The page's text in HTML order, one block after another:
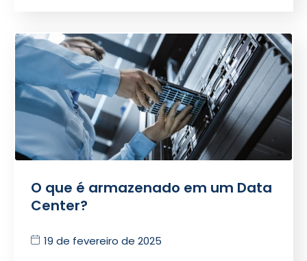
O que é armazenado em um Data
Center?
19 de fevereiro de 2025